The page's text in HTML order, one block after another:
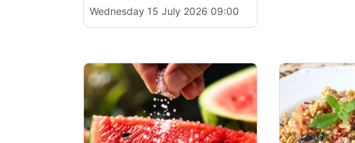
Wednesday 15 July 2026 09:00